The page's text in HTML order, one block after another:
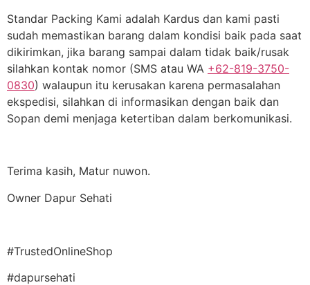
Standar Packing Kami adalah Kardus dan kami pasti
sudah memastikan barang dalam kondisi baik pada saat
dikirimkan, jika barang sampai dalam tidak baik/rusak
silahkan kontak nomor (SMS atau WA +62-819-3750-
0830) walaupun itu kerusakan karena permasalahan
ekspedisi, silahkan di informasikan dengan baik dan
Sopan demi menjaga ketertiban dalam berkomunikasi.
Terima kasih, Matur nuwon.
Owner Dapur Sehati
#TrustedOnlineShop
#dapursehati